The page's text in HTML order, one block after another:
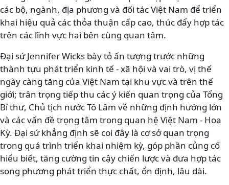
các bộ, ngành, địa phương và đối tác Việt Nam để triển
khai hiệu quả các thỏa thuận cấp cao, thúc đẩy hợp tác
trên các lĩnh vực hai bên cùng quan tâm.
Đại sứ Jennifer Wicks bày tỏ ấn tượng trước những
thành tựu phát triển kinh tế - xã hội và vai trò, vị thế
ngày càng tăng của Việt Nam tại khu vực và trên thế
giới; trân trọng tiếp thu các ý kiến quan trọng của Tổng
Bí thư, Chủ tịch nước Tô Lâm về những định hướng lớn
và các vấn đề trọng tâm trong quan hệ Việt Nam - Hoa
Kỳ. Đại sứ khẳng định sẽ coi đây là cơ sở quan trọng
trong quá trình triển khai nhiệm kỳ, góp phần củng cố
hiểu biết, tăng cường tin cậy chiến lược và đưa hợp tác
song phương phát triển thực chất, ổn định, lâu dài.